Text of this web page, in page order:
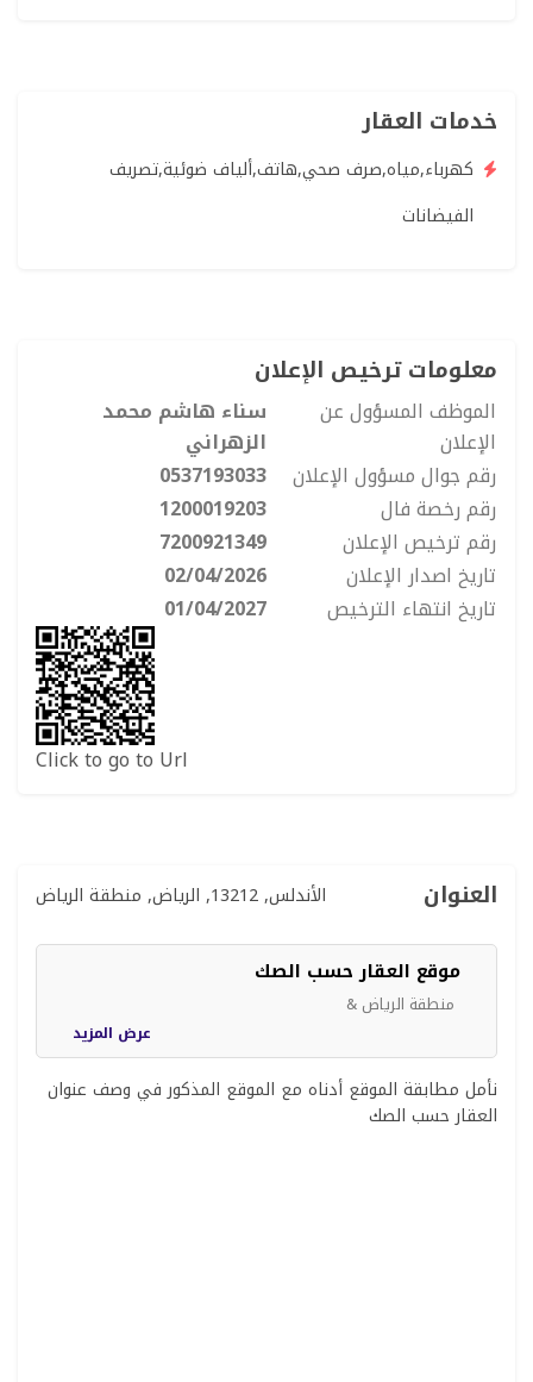
خدمات العقار
كهرباء,مياه,صرف صحي,هاتف,ألياف ضوئية,تصريف
الفيضانات
معلومات ترخيص الإعلان
الموظف المسؤول عن
الإعلان
سناء هاشم محمد
الزهراني
رقم جوال مسؤول الإعلان
0537193033
رقم رخصة فال
1200019203
رقم ترخيص الإعلان
7200921349
تاريخ اصدار الإعلان
02/04/2026
تاريخ انتهاء الترخيص
01/04/2027
Click to go to Url
العنوان الأندلس, 13212, الرياض, منطقة الرياض
موقع العقار حسب الصك
منطقة الرياض &
عرض المزيد
نأمل مطابقة الموقع أدناه مع الموقع المذكور في وصف عنوان
العقار حسب الصك